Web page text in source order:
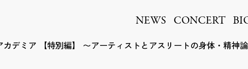
NEWS CONCERT
デミア 【特別編】 〜アーティストとアスリートの身体・精神